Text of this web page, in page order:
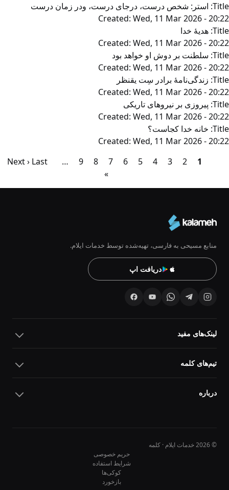
Title: استر: شخص درست، درجای درست، ودر زمان درست
Created: Wed, 11 Mar 2026 - 20:22
Title: هدیۀ خدا
Created: Wed, 11 Mar 2026 - 20:22
Title: سلطنت بر دوش او خواهد بود
Created: Wed, 11 Mar 2026 - 20:22
Title: زندگی‌‌نامۀ برادر سِت یقنظر
Created: Wed, 11 Mar 2026 - 20:22
Title: پیروزی بر نیروهای تاریکی
Created: Wed, 11 Mar 2026 - 20:22
Title: خانه خدا کجاست؟
Created: Wed, 11 Mar 2026 - 20:22
Pagination
صفحه
1 صفحه
2 صفحه
3 صفحه
4 صفحه
5 صفحه
6 صفحه
7 صفحه
8 صفحه
9
…
صفحه Next ›
Last Last
»
منابع مسیحی به فارسی، تهیه‌شده توسط خدمات ایلام.
دریافت اپ
لینک‌های مفید
تیم‌های کلمه
درباره
© 2026 خدمات ایلام · کلمه
حریم خصوصی
شرایط استفاده
کوکی‌ها
بازخورد
10